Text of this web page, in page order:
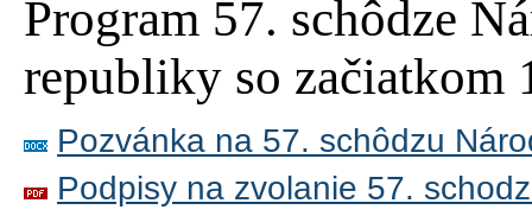
Program 57. schôdze
republiky so začiatkom
Pozvánka na 57. schôdzu
Podpisy na zvolanie 57.